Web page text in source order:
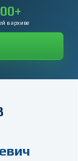
в архиве